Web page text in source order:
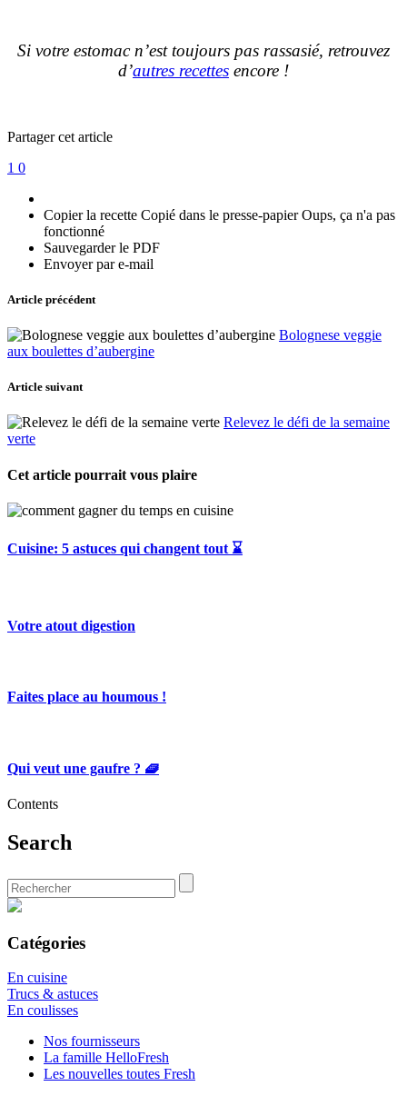
Si votre estomac n’est toujours pas rassasié, retrouvez
d’autres recettes encore !
Partager cet article
1 0
Copier la recette Copié dans le presse-papier Oups, ça n'a pas
fonctionné
Sauvegarder le PDF
Envoyer par e-mail
Article précédent
Bolognese veggie
aux boulettes d’aubergine
Article suivant
Relevez le défi de la semaine
verte
Cet article pourrait vous plaire
Cuisine: 5 astuces qui changent tout ⌛
Votre atout digestion
Faites place au houmous !
Qui veut une gaufre ? 🧇
Contents
Search
Catégories
En cuisine
Trucs & astuces
En coulisses
Nos fournisseurs
La famille HelloFresh
Les nouvelles toutes Fresh